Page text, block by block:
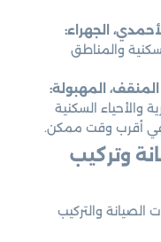
الجهراء:
والمناطق
المنقف، المهبولة:
والأحياء السكنية
أقرب وقت ممكن.
وتركيب
والتركيب